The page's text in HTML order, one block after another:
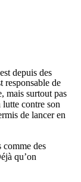
depuis des
responsable de
mais surtout pas
lutte contre son
de lancer en
comme des
qu’on